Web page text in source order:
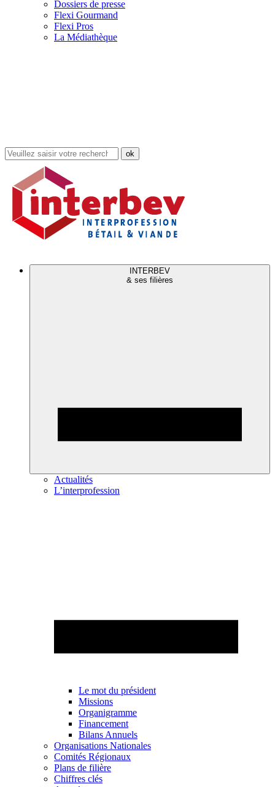
Dossiers de presse
Flexi Gourmand
Flexi Pros
La Médiathèque
Rechercher
dans
site
INTERBEV
& ses filières
Actualités
L’interprofession
Le mot du président
Missions
Organigramme
Financement
Bilans Annuels
Organisations Nationales
Comités Régionaux
Plans de filière
Chiffres clés